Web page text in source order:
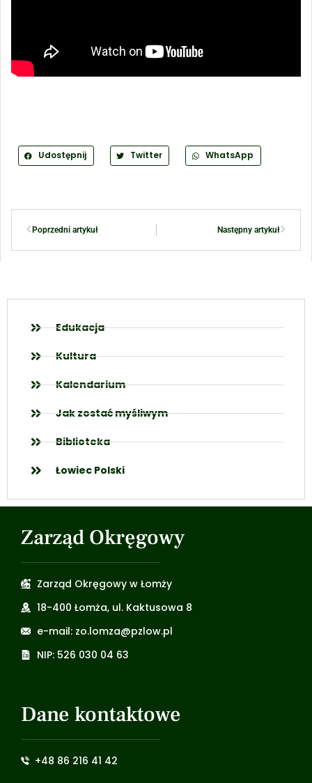
Udostępnij Twitter WhatsApp
Poprzedni artykuł Następny artykuł
Edukacja
Kultura
Kalendarium
Jak zostać myśliwym
Biblioteka
Łowiec Polski
Zarząd Okręgowy
Zarząd Okręgowy w Łomży
18-400 Łomża, ul. Kaktusowa 8
e-mail: zo.lomza@pzlow.pl
NIP: 526 030 04 63
Dane kontaktowe
+48 86 216 41 42